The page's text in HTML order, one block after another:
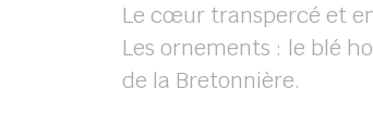
Le cœur transpercé et
Les ornements : le blé
de la Bretonnière.